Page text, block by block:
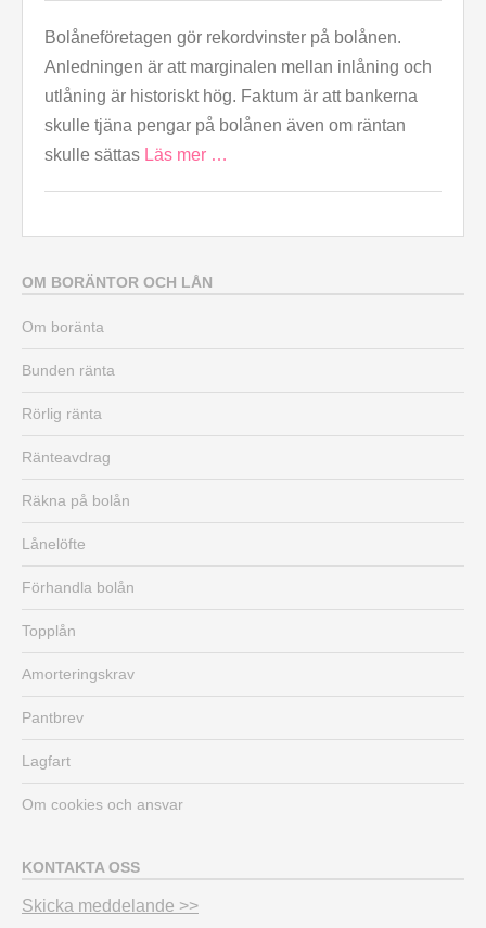
Bolåneföretagen gör rekordvinster på bolånen.
Anledningen är att marginalen mellan inlåning och
utlåning är historiskt hög. Faktum är att bankerna
skulle tjäna pengar på bolånen även om räntan
skulle sättas Läs mer …
OM BORÄNTOR OCH LÅN
Om boränta
Bunden ränta
Rörlig ränta
Ränteavdrag
Räkna på bolån
Lånelöfte
Förhandla bolån
Topplån
Amorteringskrav
Pantbrev
Lagfart
Om cookies och ansvar
KONTAKTA OSS
Skicka meddelande >>